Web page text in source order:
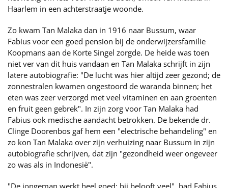
Haarlem in een achterstraatje woonde.
Zo kwam Tan Malaka dan in 1916 naar Bussum, waar
Fabius voor een goed pension bij de onderwijzersfamilie
Koopmans aan de Korte Singel zorgde. De heide was toen
niet ver van dit huis vandaan en Tan Malaka schrijft in zijn
latere autobiografie: "De lucht was hier altijd zeer gezond; de
zonnestralen kwamen ongestoord de waranda binnen; het
eten was zeer verzorgd met veel vitaminen en aan groenten
en fruit geen gebrek". In zijn zorg voor Tan Malaka had
Fabius ook medische aandacht betrokken. De bekende dr.
Clinge Doorenbos gaf hem een "electrische behandeling" en
zo kon Tan Malaka over zijn verhuizing naar Bussum in zijn
autobiografie schrijven, dat zijn "gezondheid weer ongeveer
zo was als in Indonesië".
"De jongeman werkt heel goed; hij belooft veel", had Fabius